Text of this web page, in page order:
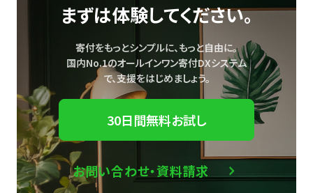
まずは体験してください。
寄付をもっとシンプルに、もっと自由に。
国内No.1のオールインワン寄付DXシステム
で、支援をはじめましょう。
30日間無料お試し
お問い合わせ・資料請求